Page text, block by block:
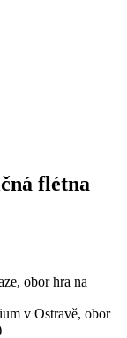
flétna
obor hra na
v Ostravě, obor